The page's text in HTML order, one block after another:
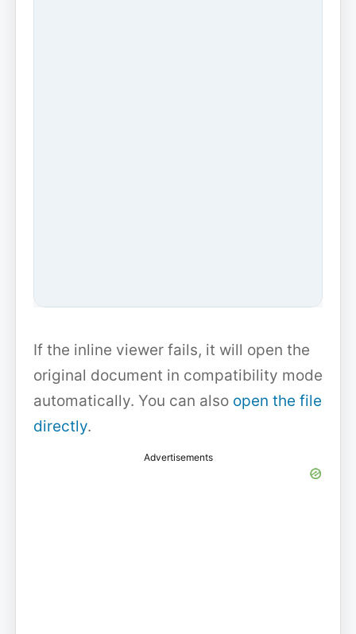
If the inline viewer fails, it will open the
original document in compatibility mode
automatically. You can also open the file
directly.
Advertisements